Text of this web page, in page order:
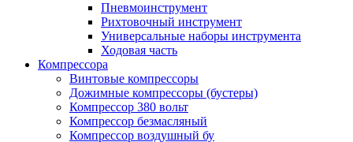
Пневмоинструмент
Рихтовочный инструмент
Универсальные наборы инструмента
Ходовая часть
Компрессора
Винтовые компрессоры
Дожимные компрессоры (бустеры)
Компрессор 380 вольт
Компрессор безмасляный
Компрессор воздушный бу